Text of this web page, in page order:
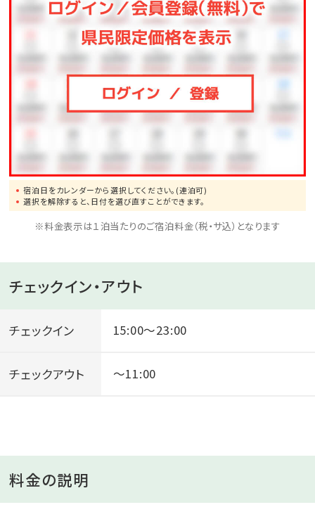
宿泊日をカレンダーから選択してください。(連泊可)
選択を解除すると、日付を選び直すことができます。
※料金表示は１泊当たりのご宿泊料金（税・サ込）となります
チェックイン・アウト
チェックイン 15:00～23:00
チェックアウト ～11:00
料金の説明